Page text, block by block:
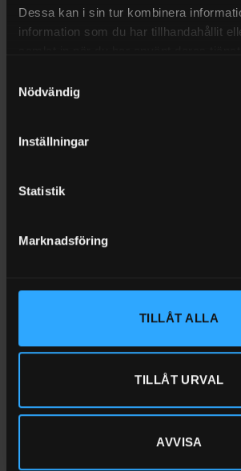
Dessa kan i sin tur kombinera
information som du har tillhandahållit
Nödvändig
Inställningar
Statistik
Marknadsföring
TILLÅT ALLA
TILLÅT URVAL
AVVISA
hydrauloljorna, för att erhålla
många år.
solventraffinerade paraffinbasoljor med
HYDRAWAY HMA 68 ger problemfri
goda slitageskydd och mycket goda luft-
Oljan är zinkfri, vilket minskar
Specifikationer:DIN 51524-2: HLP, ISO
281/80, SS 155434 AAM 68.
/ HF-2, Cincinnati Machine P-68, P-69,